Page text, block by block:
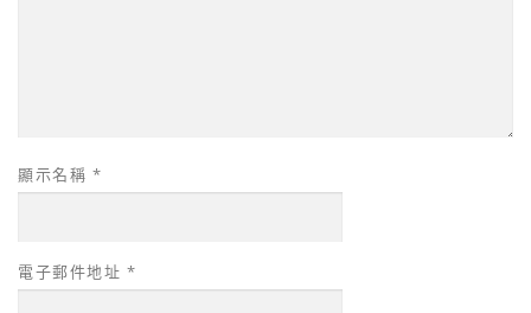
顯示名稱 *
電子郵件地址 *